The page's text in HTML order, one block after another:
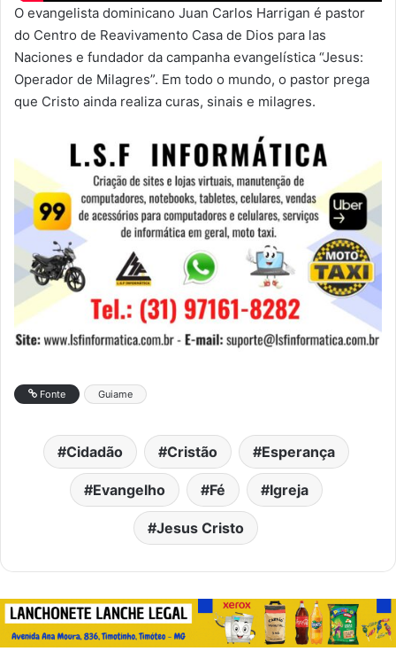
O evangelista dominicano Juan Carlos Harrigan é pastor
do Centro de Reavivamento Casa de Dios para las
Naciones e fundador da campanha evangelística “Jesus:
Operador de Milagres”. Em todo o mundo, o pastor prega
que Cristo ainda realiza curas, sinais e milagres.
Fonte Guiame
Cidadão Cristão Esperança
Evangelho Fé Igreja
Jesus Cristo